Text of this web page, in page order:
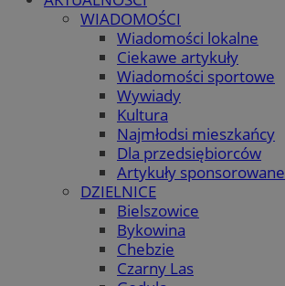
WIADOMOŚCI
Wiadomości lokalne
Ciekawe artykuły
Wiadomości sportowe
Wywiady
Kultura
Najmłodsi mieszkańcy
Dla przedsiębiorców
Artykuły sponsorowane
DZIELNICE
Bielszowice
Bykowina
Chebzie
Czarny Las